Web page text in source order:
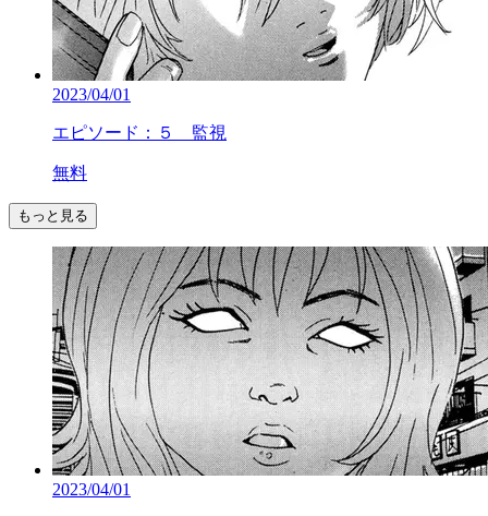
2023/04/01
エピソード：５ 監視
無料
もっと見る
2023/04/01